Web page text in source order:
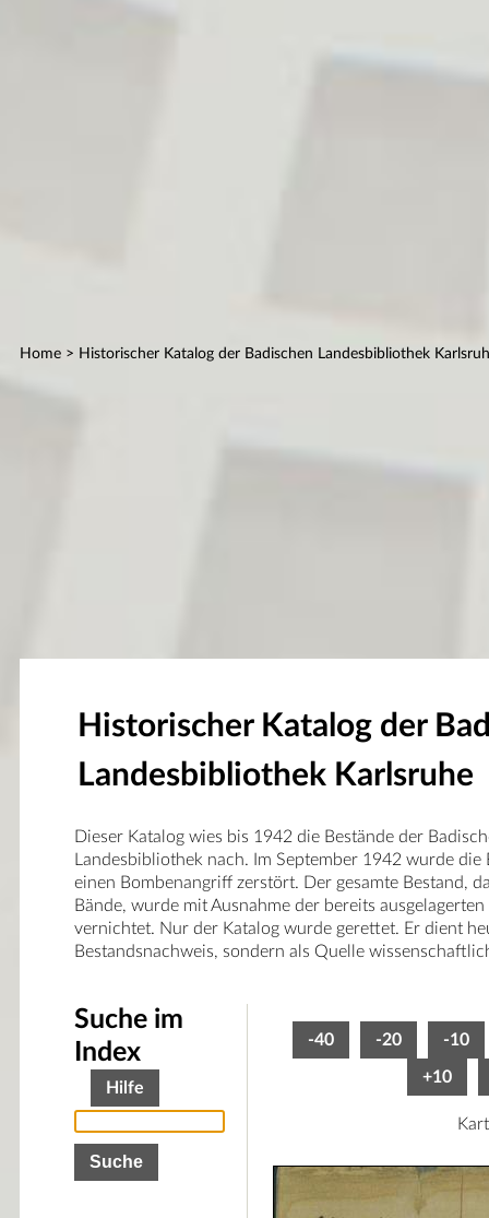
Home > Historischer Katalog der Badischen Landesbibliothek
Historischer Katalog der
Landesbibliothek Karlsruhe
Dieser Katalog wies bis 1942 die Bestände der
Landesbibliothek nach. Im September 1942 wurde
einen Bombenangriff zerstört. Der gesamte Bestand,
Bände, wurde mit Ausnahme der bereits
vernichtet. Nur der Katalog wurde gerettet. Er dient
Bestandsnachweis, sondern als Quelle
-40 -20 -10
+10
Suche im
Index
Hilfe